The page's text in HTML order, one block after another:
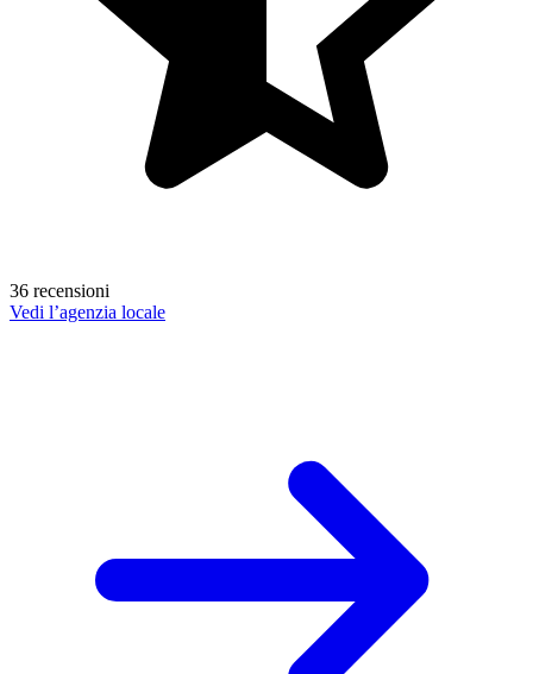
36 recensioni
Vedi l’agenzia locale